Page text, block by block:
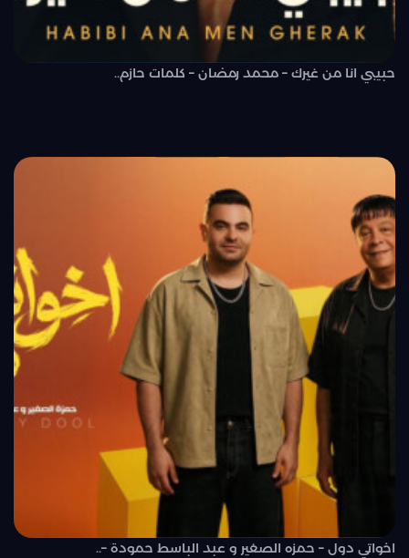
حبيبي انا من غيرك – محمد رمضان – كلمات حازم..
اخواتي دول – حمزه الصغير و عبد الباسط حمودة –..